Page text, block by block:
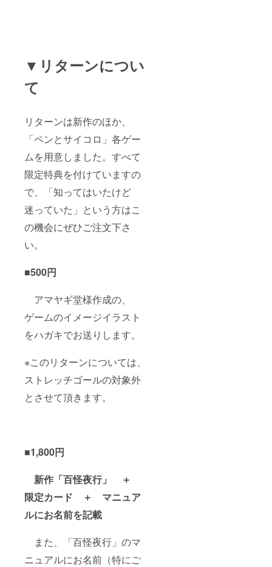
▼リターンについ
て
リターンは新作のほか、
「ペンとサイコロ」各ゲー
ムを用意しました。すべて
限定特典を付けていますの
で、「知ってはいたけど
迷っていた」という方はこ
の機会にぜひご注文下さ
い。
■500円
アマヤギ堂様作成の、
ゲームのイメージイラスト
をハガキでお送りします。
※このリターンについては、
ストレッチゴールの対象外
とさせて頂きます。
■1,800円
新作「百怪夜行」 ＋
限定カード ＋ マニュア
ルにお名前を記載
また、「百怪夜行」のマ
ニュアルにお名前（特にご